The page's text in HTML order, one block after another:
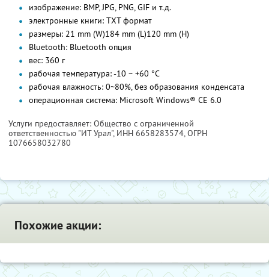
изображение: BMP, JPG, PNG, GIF и т.д.
электронные книги: TXT формат
размеры: 21 mm (W)184 mm (L)120 mm (H)
Bluetooth: Bluetooth опция
вес: 360 г
рабочая температура: -10 ~ +60 °C
рабочая влажность: 0~80%, без образования конденсата
операционная система: Microsoft Windows® CE 6.0
Услуги предоставляет: Общество с ограниченной
ответственностью "ИТ Урал", ИНН 6658283574, ОГРН
1076658032780
Похожие акции: